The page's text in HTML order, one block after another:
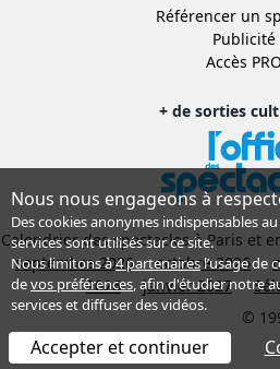
Référencer un
Publicité
Accès PRO
+ de sorties
Calendrier des spectacles à Paris et
septembre 2026
octobre 2026
2026
janvier 2027
©
Nous nous engageons à
Des cookies anonymes indispensables
services sont utilisés sur ce site.
Nous limitons à4 partenairesl’usage de
devos préférences, afin d'étudier notre
services et diffuser des vidéos.
Accepter et continuer